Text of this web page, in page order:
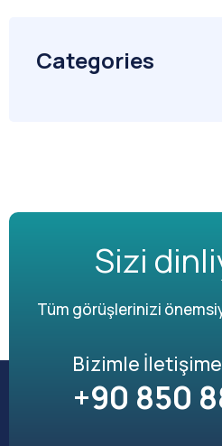
Categories
Sizi
Tüm görüşlerinizi
Bizimle
+90 850